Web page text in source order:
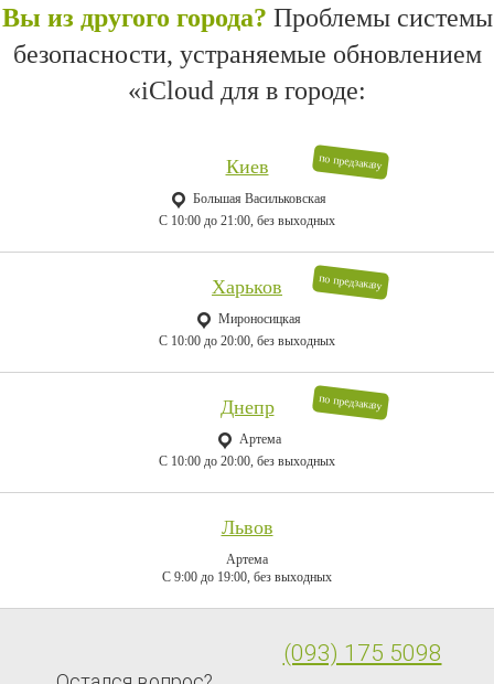
Вы из другого города? Проблемы системы
безопасности, устраняемые обновлением
«iCloud для в городе:
по предзаказу
Киев
Большая Васильковская
C 10:00 до 21:00, без выходных
по предзаказу
Харьков
Мироносицкая
C 10:00 до 20:00, без выходных
по предзаказу
Днепр
Артема
C 10:00 до 20:00, без выходных
Львов
Артема
C 9:00 до 19:00, без выходных
(093) 175 5098